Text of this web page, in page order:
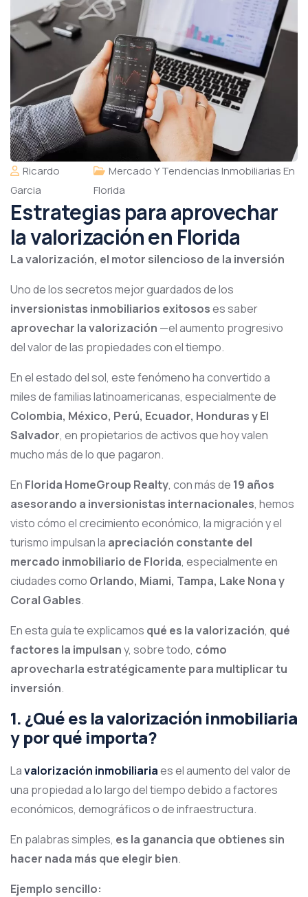
Ricardo
Garcia
Mercado Y Tendencias Inmobiliarias En
Florida
Estrategias para aprovechar
la valorización en Florida
La valorización, el motor silencioso de la inversión
Uno de los secretos mejor guardados de los
inversionistas inmobiliarios exitososes saber
aprovechar la valorización —el aumento progresivo
del valor de las propiedades con el tiempo.
En el estado del sol, este fenómeno ha convertido a
miles de familias latinoamericanas, especialmente de
Colombia, México, Perú, Ecuador, Honduras y El
Salvador, en propietarios de activos que hoy valen
mucho más de lo que pagaron.
En Florida HomeGroup Realty, con más de 19 años
asesorando a inversionistas internacionales, hemos
visto cómo el crecimiento económico, la migración y el
turismo impulsan la apreciación constante del
mercado inmobiliario de Florida, especialmente en
ciudades como Orlando, Miami, Tampa, Lake Nona y
Coral Gables.
En esta guía te explicamos qué es la valorización, qué
factores la impulsany, sobre todo, cómo
aprovecharla estratégicamente para multiplicar tu
inversión.
1. ¿Qué es la valorización inmobiliaria
y por qué importa?
Lavalorización inmobiliariaes el aumento del valor de
una propiedad a lo largo del tiempo debido a factores
económicos, demográficos o de infraestructura.
En palabras simples, es la ganancia que obtienes sin
hacer nada más que elegir bien.
Ejemplo sencillo: